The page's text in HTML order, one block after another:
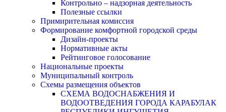
Контрольно – надзорная деятельность
Полезные ссылки
Примирительная комиссия
Формирование комфортной городской среды
Дизайн-проекты
Нормативные акты
Рейтинговое голосование
Национальные проекты
Муниципальный контроль
Схемы размещения объектов
СХЕМА ВОДОСНАБЖЕНИЯ И
ВОДООТВЕДЕНИЯ ГОРОДА КАРАБУЛАК